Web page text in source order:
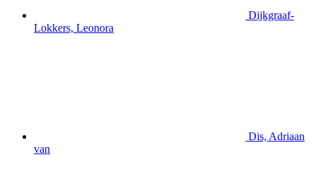
Dijkgraaf-
Lokkers, Leonora
Dis, Adriaan
van